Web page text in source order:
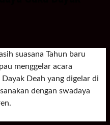
suasana Tahun baru
menggelar acara
Deah yang digelar di
dengan swadaya